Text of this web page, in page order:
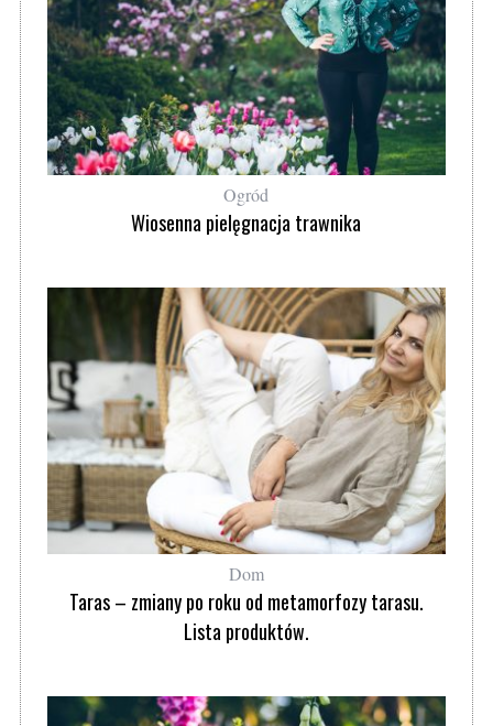
Ogród
Wiosenna pielęgnacja trawnika
Dom
Taras – zmiany po roku od metamorfozy tarasu.
Lista produktów.